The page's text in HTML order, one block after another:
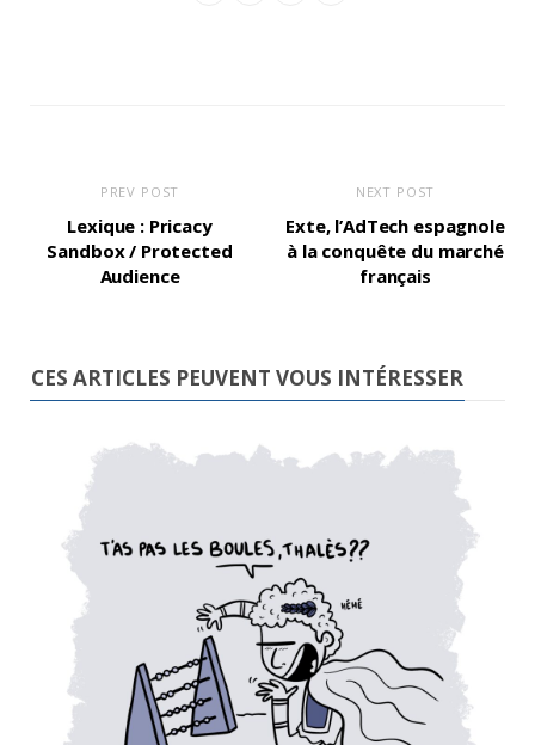
PREV POST
Lexique : Pricacy
Sandbox / Protected
Audience
NEXT POST
Exte, l’AdTech espagnole
à la conquête du marché
français
CES ARTICLES PEUVENT VOUS INTÉRESSER